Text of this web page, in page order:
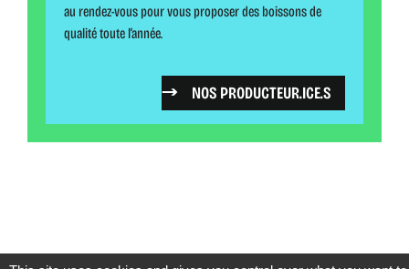
au rendez-vous pour vous proposer des boissons de
qualité toute l’année.
NOS PRODUCTEUR.ICE.S